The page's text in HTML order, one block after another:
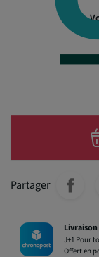
Partager
J+1 Pour
Offert en